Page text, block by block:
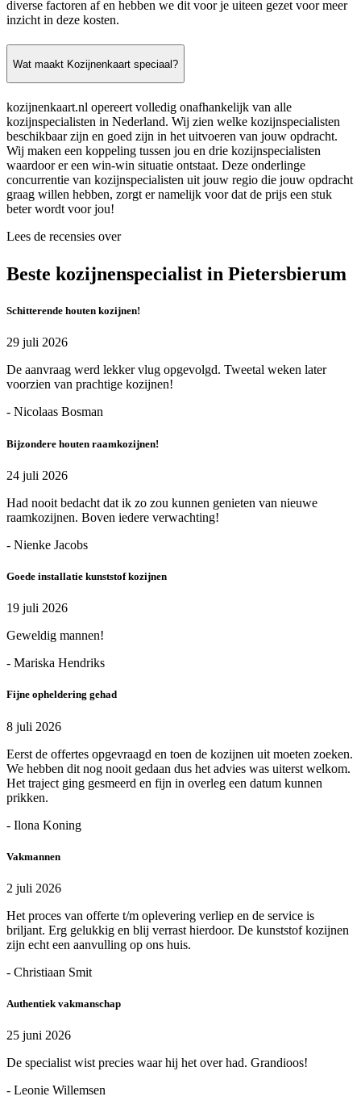
diverse factoren af en hebben we dit voor je uiteen gezet voor meer
inzicht in deze kosten.
Wat maakt Kozijnenkaart speciaal?
kozijnenkaart.nl opereert volledig onafhankelijk van alle
kozijnspecialisten in Nederland. Wij zien welke kozijnspecialisten
beschikbaar zijn en goed zijn in het uitvoeren van jouw opdracht.
Wij maken een koppeling tussen jou en drie kozijnspecialisten
waardoor er een win-win situatie ontstaat. Deze onderlinge
concurrentie van kozijnspecialisten uit jouw regio die jouw opdracht
graag willen hebben, zorgt er namelijk voor dat de prijs een stuk
beter wordt voor jou!
Lees de recensies over
Beste kozijnenspecialist in Pietersbierum
Schitterende houten kozijnen!
29 juli 2026
De aanvraag werd lekker vlug opgevolgd. Tweetal weken later
voorzien van prachtige kozijnen!
- Nicolaas Bosman
Bijzondere houten raamkozijnen!
24 juli 2026
Had nooit bedacht dat ik zo zou kunnen genieten van nieuwe
raamkozijnen. Boven iedere verwachting!
- Nienke Jacobs
Goede installatie kunststof kozijnen
19 juli 2026
Geweldig mannen!
- Mariska Hendriks
Fijne opheldering gehad
8 juli 2026
Eerst de offertes opgevraagd en toen de kozijnen uit moeten zoeken.
We hebben dit nog nooit gedaan dus het advies was uiterst welkom.
Het traject ging gesmeerd en fijn in overleg een datum kunnen
prikken.
- Ilona Koning
Vakmannen
2 juli 2026
Het proces van offerte t/m oplevering verliep en de service is
briljant. Erg gelukkig en blij verrast hierdoor. De kunststof kozijnen
zijn echt een aanvulling op ons huis.
- Christiaan Smit
Authentiek vakmanschap
25 juni 2026
De specialist wist precies waar hij het over had. Grandioos!
- Leonie Willemsen